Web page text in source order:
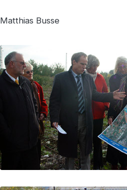
Matthias Busse